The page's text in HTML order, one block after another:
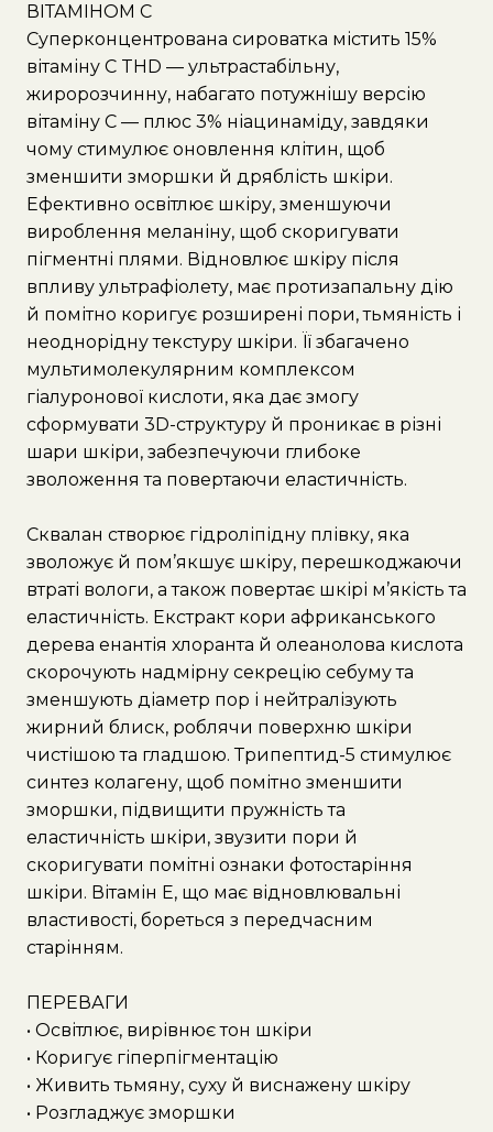
ВІТАМІНОМ С
Суперконцентрована сироватка містить 15%
вітаміну C THD — ультрастабільну,
жиророзчинну, набагато потужнішу версію
вітаміну C — плюс 3% ніацинаміду, завдяки
чому стимулює оновлення клітин, щоб
зменшити зморшки й дряблість шкіри.
Ефективно освітлює шкіру, зменшуючи
вироблення меланіну, щоб скоригувати
пігментні плями. Відновлює шкіру після
впливу ультрафіолету, має протизапальну дію
й помітно коригує розширені пори, тьмяність і
неоднорідну текстуру шкіри. Її збагачено
мультимолекулярним комплексом
гіалуронової кислоти, яка дає змогу
сформувати 3D-структуру й проникає в різні
шари шкіри, забезпечуючи глибоке
зволоження та повертаючи еластичність.
Сквалан створює гідроліпідну плівку, яка
зволожує й пом’якшує шкіру, перешкоджаючи
втраті вологи, а також повертає шкірі м’якість та
еластичність. Екстракт кори африканського
дерева енантія хлоранта й олеанолова кислота
скорочують надмірну секрецію себуму та
зменшують діаметр пор і нейтралізують
жирний блиск, роблячи поверхню шкіри
чистішою та гладшою. Трипептид-5 стимулює
синтез колагену, щоб помітно зменшити
зморшки, підвищити пружність та
еластичність шкіри, звузити пори й
скоригувати помітні ознаки фотостаріння
шкіри. Вітамін E, що має відновлювальні
властивості, бореться з передчасним
старінням.
ПЕРЕВАГИ
• Освітлює, вирівнює тон шкіри
• Коригує гіперпігментацію
• Живить тьмяну, суху й виснажену шкіру
• Розгладжує зморшки